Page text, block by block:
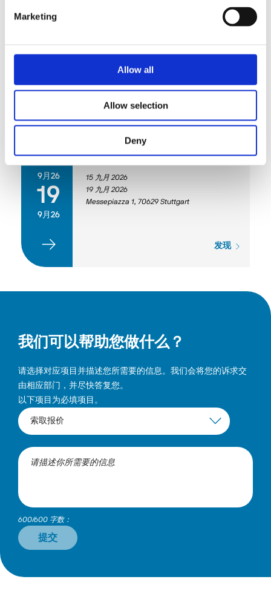
Marketing
Allow all
Allow selection
Deny
15
9月26
19
9月26
AMB 2026
15 九月 2026
19 九月 2026
Messepiazza 1, 70629 Stuttgart
发现
我们可以帮助您做什么？
请选择对应项目并描述您所需要的信息。我们会将您的诉求交
由相应部门，并尽快答复您。
以下项目为必填项目。
600/600 字数：
提交